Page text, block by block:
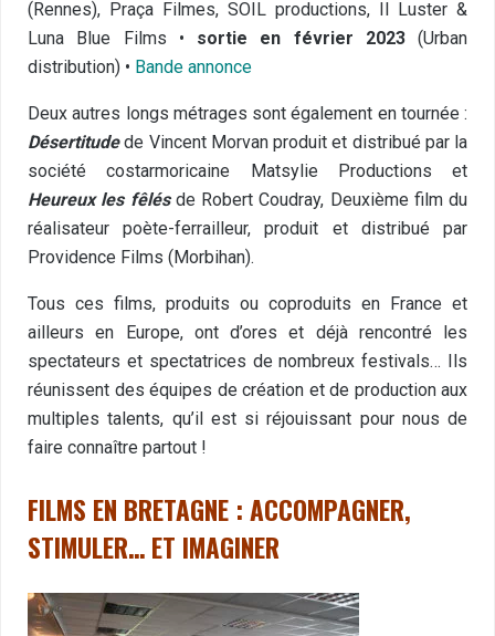
(Rennes), Praça Filmes, SOIL productions, Il Luster &
Luna Blue Films • sortie en février 2023(Urban
distribution) • Bande annonce
Deux autres longs métrages sont également en tournée :
Désertitudede Vincent Morvan produit et distribué par la
société costarmoricaine Matsylie Productions et
Heureux les fêlésde Robert Coudray, Deuxième film du
réalisateur poète-ferrailleur, produit et distribué par
Providence Films (Morbihan).
Tous ces films, produits ou coproduits en France et
ailleurs en Europe, ont d’ores et déjà rencontré les
spectateurs et spectatrices de nombreux festivals… Ils
réunissent des équipes de création et de production aux
multiples talents, qu’il est si réjouissant pour nous de
faire connaître partout !
FILMS EN BRETAGNE : ACCOMPAGNER,
STIMULER… ET IMAGINER